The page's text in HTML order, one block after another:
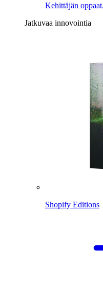
Kehittäjän
Jatkuvaa innovointia
Shopify Editions